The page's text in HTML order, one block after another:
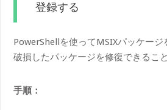
登録する
PowerShellを使ってMSIXパッケージ
破損したパッケージを修復できるこ
手順：